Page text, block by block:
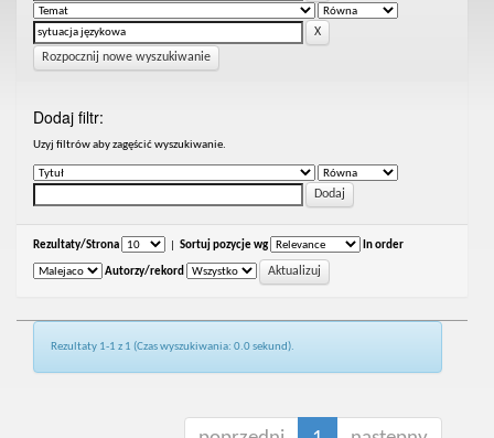
Rozpocznij nowe wyszukiwanie
Dodaj filtr:
Uzyj filtrów aby zagęścić wyszukiwanie.
Rezultaty/Strona Sortuj pozycje wg In order
Autorzy/rekord
Rezultaty 1-1 z 1 (Czas wyszukiwania: 0.0 sekund).